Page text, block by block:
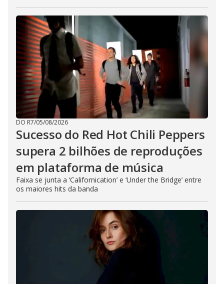
DO R7/05/08/2026
Sucesso do Red Hot Chili Peppers
supera 2 bilhões de reproduções
em plataforma de música
Faixa se junta a ‘Californication’ e ‘Under the Bridge’ entre
os maiores hits da banda